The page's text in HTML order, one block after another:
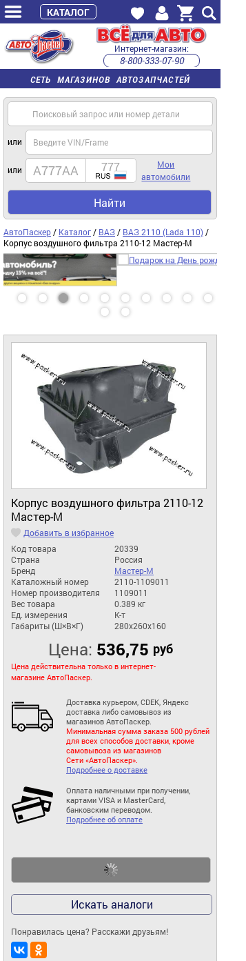
СЕТЬ МАГАЗИНОВ АВТОЗАПЧАСТЕЙ
Интернет-магазин:
8-800-333-07-90
часы работы с 9:00 до 22:00 (пн-пт)
или
или
Мои
автомобили
Найти
АвтоПаскер / Каталог / ВАЗ / ВАЗ 2110 (Lada 110) /
Корпус воздушного фильтра 2110-12 Мастер-М
Корпус воздушного фильтра 2110-12
Мастер-М
Добавить в избранное
Код товара
20339
Страна
Россия
Бренд
Мастер-М
Каталожный номер
2110-1109011
Номер производителя
1109011
Вес товара
0.389 кг
Ед. измерения
К-т
Габариты (Ш×В×Г)
280x260x160
Цена: 536,75 руб
Цена действительна только в интернет-
магазине АвтоПаскер.
Доставка курьером, CDEK, Яндекс
доставка либо самовывоз из
магазинов АвтоПаскер.
Минимальная сумма заказа 500 рублей
для всех способов доставки, кроме
самовывоза из магазинов
Сети «АвтоПаскер».
Подробнее о доставке
Оплата наличными при получении,
картами VISA и MasterCard,
банковским переводом.
Подробнее об оплате
Искать аналоги
Понравилась цена? Расскажи друзьям!
КАТАЛОГ